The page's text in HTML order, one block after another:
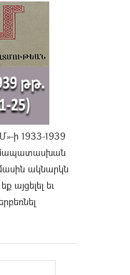
ի 1933-1939
ակնարկն
այցելել եւ